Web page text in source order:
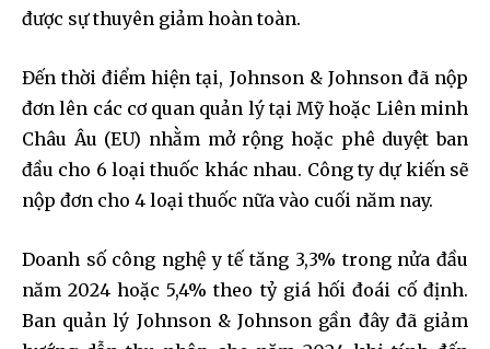
được sự thuyên giảm hoàn toàn.
Đến thời điểm hiện tại, Johnson & Johnson đã nộp
đơn lên các cơ quan quản lý tại Mỹ hoặc Liên minh
Châu Âu (EU) nhằm mở rộng hoặc phê duyệt ban
đầu cho 6 loại thuốc khác nhau. Công ty dự kiến ​​sẽ
nộp đơn cho 4 loại thuốc nữa vào cuối năm nay.
Doanh số công nghệ y tế tăng 3,3% trong nửa đầu
năm 2024 hoặc 5,4% theo tỷ giá hối đoái cố định.
Ban quản lý Johnson & Johnson gần đây đã giảm